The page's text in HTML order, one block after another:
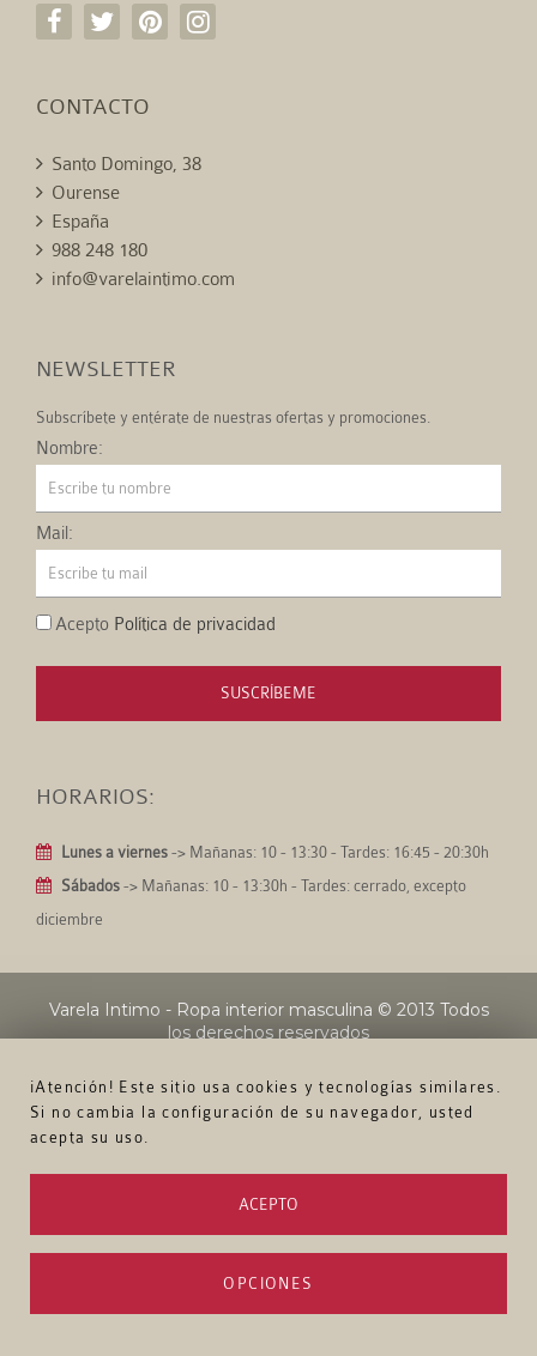
¡Atención! Este sitio usa cookies y tecnologías similares.
Si no cambia la configuración de su navegador, usted
acepta su uso.
ACEPTO
OPCIONES
CONTACTO
Santo Domingo, 38
Ourense
España
988 248 180
info@varelaintimo.com
NEWSLETTER
Subscríbete y entérate de nuestras ofertas y promociones.
Nombre:
Mail:
Acepto Política de privacidad
SUSCRÍBEME
HORARIOS:
Lunes a viernes -> Mañanas: 10 - 13:30 - Tardes: 16:45 - 20:30h
Sábados -> Mañanas: 10 - 13:30h - Tardes: cerrado, excepto
diciembre
Varela Intimo - Ropa interior masculina © 2013 Todos
los derechos reservados